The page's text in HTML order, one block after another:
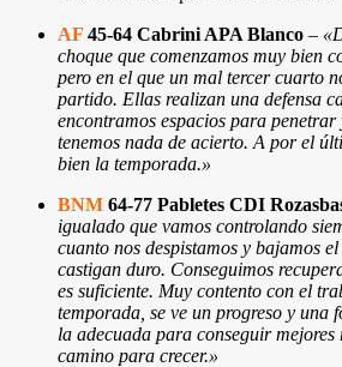
AF 45-64 Cabrini APA Blanco –
choque que comenzamos muy bien
pero en el que un mal tercer cuarto
partido. Ellas realizan una defensa
encontramos espacios para penetrar
tenemos nada de acierto. A por el
bien la temporada.»
BNM 64-77 Pabletes CDI
igualado que vamos controlando
cuanto nos despistamos y bajamos
castigan duro. Conseguimos
es suficiente. Muy contento con el
temporada, se ve un progreso y una
la adecuada para conseguir mejores
camino para crecer.»